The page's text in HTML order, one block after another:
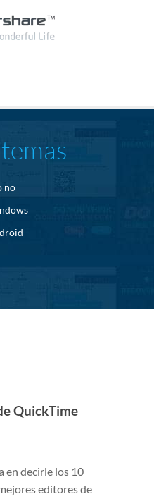
no
QuickTime
en decirle los 10
editores de